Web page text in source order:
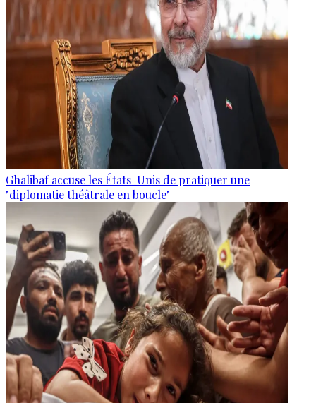
Ghalibaf accuse les États-Unis de pratiquer une
"diplomatie théâtrale en boucle"